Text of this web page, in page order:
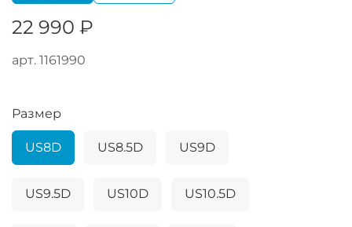
арт. 1161990
22 990 ₽
Размер
US8D US8.5D US9D
US9.5D US10D US10.5D